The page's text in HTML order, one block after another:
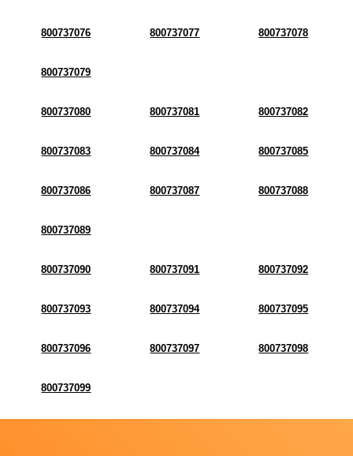
800737076 800737077 800737078
800737079
800737080 800737081 800737082
800737083 800737084 800737085
800737086 800737087 800737088
800737089
800737090 800737091 800737092
800737093 800737094 800737095
800737096 800737097 800737098
800737099